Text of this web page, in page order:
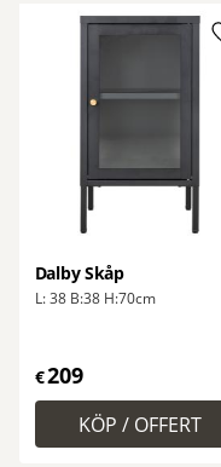
Dalby Skåp
L: 38 B:38 H:70cm
€209